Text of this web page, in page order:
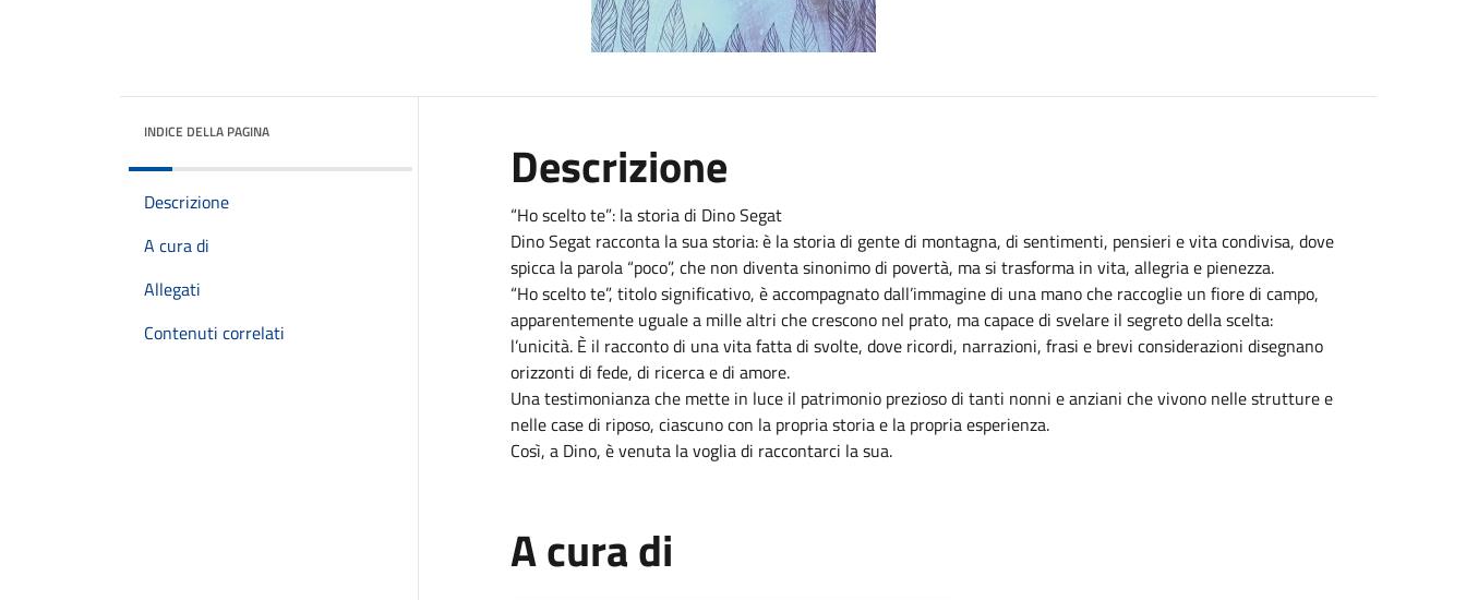
INDICE DELLA PAGINA
Descrizione
A cura di
Allegati
Contenuti correlati
Descrizione
“Ho scelto te”: la storia di Dino Segat
Dino Segat racconta la sua storia: è la storia di gente di montagna, di sentimenti, pensieri e vita condivisa, dove
spicca la parola “poco”, che non diventa sinonimo di povertà, ma si trasforma in vita, allegria e pienezza.
“Ho scelto te”, titolo significativo, è accompagnato dall’immagine di una mano che raccoglie un fiore di campo,
apparentemente uguale a mille altri che crescono nel prato, ma capace di svelare il segreto della scelta:
l’unicità. È il racconto di una vita fatta di svolte, dove ricordi, narrazioni, frasi e brevi considerazioni disegnano
orizzonti di fede, di ricerca e di amore.
Una testimonianza che mette in luce il patrimonio prezioso di tanti nonni e anziani che vivono nelle strutture e
nelle case di riposo, ciascuno con la propria storia e la propria esperienza.
Così, a Dino, è venuta la voglia di raccontarci la sua.
A cura di